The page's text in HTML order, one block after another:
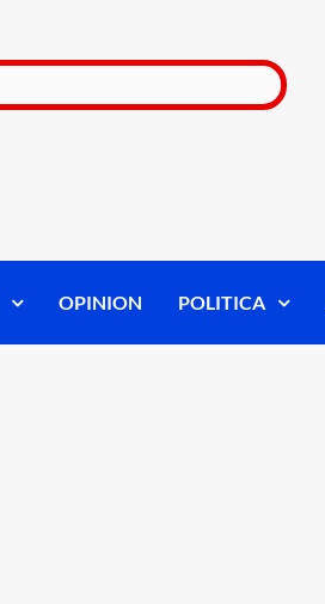
OPINION POLITICA